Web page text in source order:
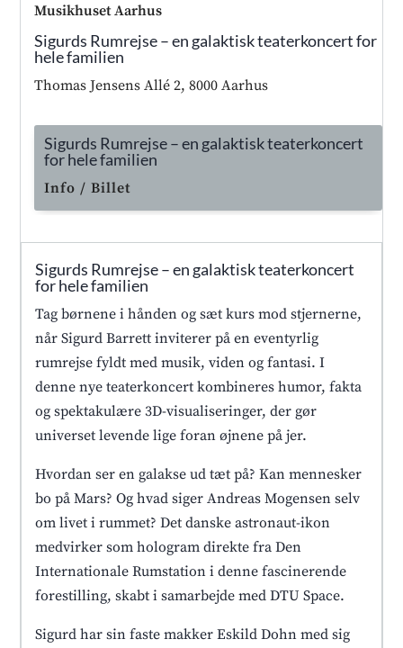
Musikhuset Aarhus
Sigurds Rumrejse – en galaktisk teaterkoncert for
hele familien
Thomas Jensens Allé 2, 8000 Aarhus
Sigurds Rumrejse – en galaktisk teaterkoncert
for hele familien
Info / Billet
Sigurds Rumrejse – en galaktisk teaterkoncert
for hele familien
Tag børnene i hånden og sæt kurs mod stjernerne,
når Sigurd Barrett inviterer på en eventyrlig
rumrejse fyldt med musik, viden og fantasi. I
denne nye teaterkoncert kombineres humor, fakta
og spektakulære 3D-visualiseringer, der gør
universet levende lige foran øjnene på jer.
Hvordan ser en galakse ud tæt på? Kan mennesker
bo på Mars? Og hvad siger Andreas Mogensen selv
om livet i rummet? Det danske astronaut-ikon
medvirker som hologram direkte fra Den
Internationale Rumstation i denne fascinerende
forestilling, skabt i samarbejde med DTU Space.
Sigurd har sin faste makker Eskild Dohn med sig